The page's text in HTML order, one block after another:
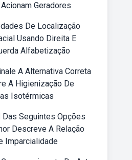
Geradores
De Localização
Usando Direita E
Alfabetização
A Alternativa Correta
A Higienização De
Isotérmicas
Das Seguintes Opções
Descreve A Relação
Imparcialidade